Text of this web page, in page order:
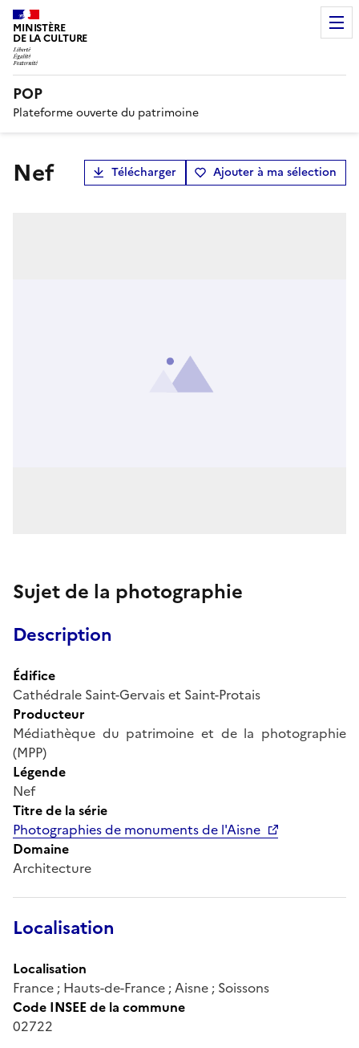
MINISTÈRE
DE LA CULTURE
POP
Plateforme ouverte du patrimoine
Nef Télécharger Ajouter à ma sélection
Sujet de la photographie
Description
Édifice
Cathédrale Saint-Gervais et Saint-Protais
Producteur
Médiathèque du patrimoine et de la photographie
(MPP)
Légende
Nef
Titre de la série
Photographies de monuments de l'Aisne
Domaine
Architecture
Localisation
Localisation
France ; Hauts-de-France ; Aisne ; Soissons
Code INSEE de la commune
02722